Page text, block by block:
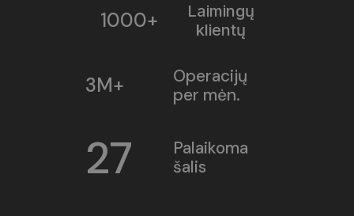
1000+
Laimingų
klientų
3M+
Operacijų
per mėn.
27
Palaikoma
šalis